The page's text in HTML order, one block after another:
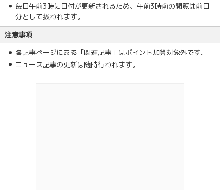
毎日午前3時に日付が更新されるため、午前3時前の閲覧は前日
分として扱われます。
注意事項
各記事ページにある「関連記事」はポイント加算対象外です。
ニュース記事の更新は随時行われます。